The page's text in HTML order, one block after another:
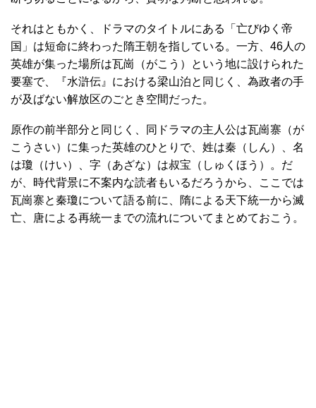
それはともかく、ドラマのタイトルにある「亡びゆく帝
国」は短命に終わった隋王朝を指している。一方、46人の
英雄が集った場所は瓦崗（がこう）という地に設けられた
要塞で、『水滸伝』における梁山泊と同じく、為政者の手
が及ばない解放区のごとき空間だった。
原作の前半部分と同じく、同ドラマの主人公は瓦崗寨（が
こうさい）に集った英雄のひとりで、姓は秦（しん）、名
は瓊（けい）、字（あざな）は叔宝（しゅくほう）。だ
が、時代背景に不案内な読者もいるだろうから、ここでは
瓦崗寨と秦瓊について語る前に、隋による天下統一から滅
亡、唐による再統一までの流れについてまとめておこう。